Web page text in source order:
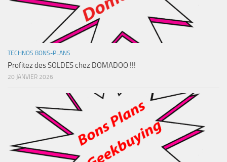
TECHNOS BONS-PLANS
Profitez des SOLDES chez DOMADOO !!!
20 JANVIER 2026